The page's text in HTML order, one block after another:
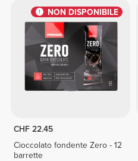
NON DISPONIBILE
CHF 22.45
Cioccolato fondente Zero - 12
barrette